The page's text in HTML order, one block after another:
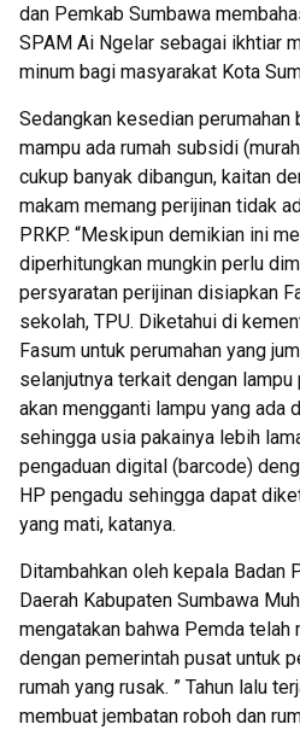
dan Pemkab Sumbawa
SPAM Ai Ngelar sebagai ikhtiar
minum bagi masyarakat Kota
Sedangkan kesedian perumahan
mampu ada rumah subsidi
cukup banyak dibangun, kaitan
makam memang perijinan tidak
PRKP. “Meskipun demikian ini
diperhitungkan mungkin perlu
persyaratan perijinan disiapkan
sekolah, TPU. Diketahui di
Fasum untuk perumahan yang
selanjutnya terkait dengan lampu
akan mengganti lampu yang ada
sehingga usia pakainya lebih
pengaduan digital (barcode)
HP pengadu sehingga dapat
yang mati, katanya.
Ditambahkan oleh kepala Badan
Daerah Kabupaten Sumbawa
mengatakan bahwa Pemda telah
dengan pemerintah pusat untuk
rumah yang rusak. ” Tahun lalu
membuat jembatan roboh dan